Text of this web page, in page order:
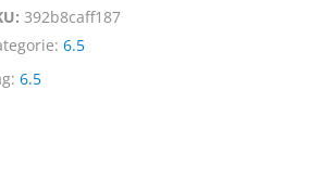
392b8caff187
6.5
6.5